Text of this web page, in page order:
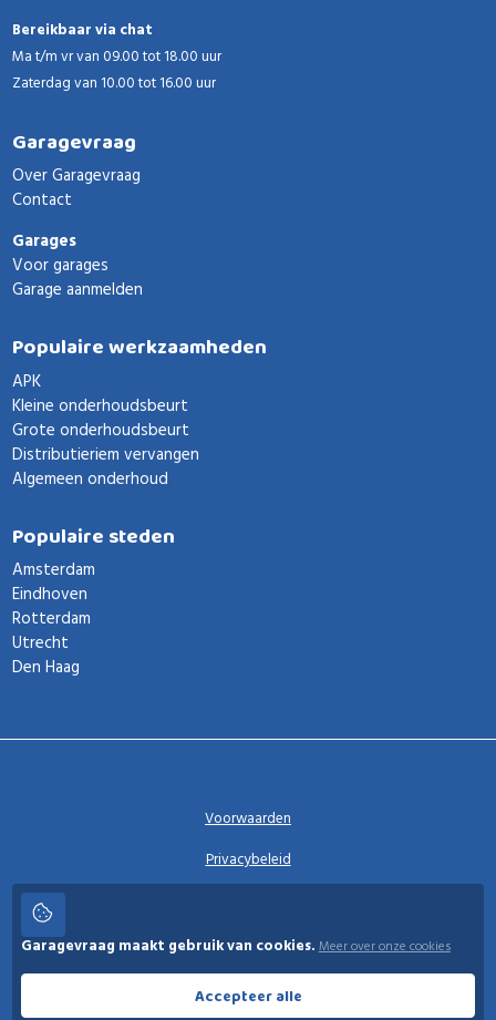
Bereikbaar via chat
Ma t/m vr van 09.00 tot 18.00 uur
Zaterdag van 10.00 tot 16.00 uur
Garagevraag
Over Garagevraag
Contact
Garages
Voor garages
Garage aanmelden
Populaire werkzaamheden
APK
Kleine onderhoudsbeurt
Grote onderhoudsbeurt
Distributieriem vervangen
Algemeen onderhoud
Populaire steden
Amsterdam
Eindhoven
Rotterdam
Utrecht
Den Haag
Garagevraag
Voorwaarden
Privacybeleid
Garagevraag maakt gebruik van cookies.Meer over onze cookies
Accepteer alle